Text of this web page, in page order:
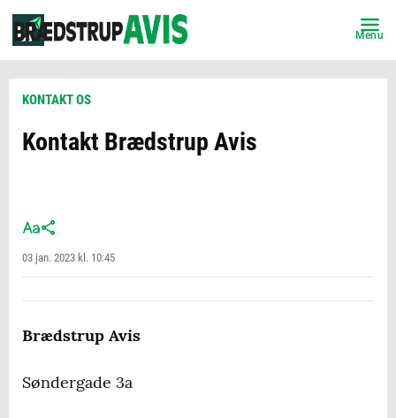
Menu
KONTAKT OS
Kontakt Brædstrup Avis
03 jan. 2023 kl. 10:45
Brædstrup Avis
Søndergade 3a